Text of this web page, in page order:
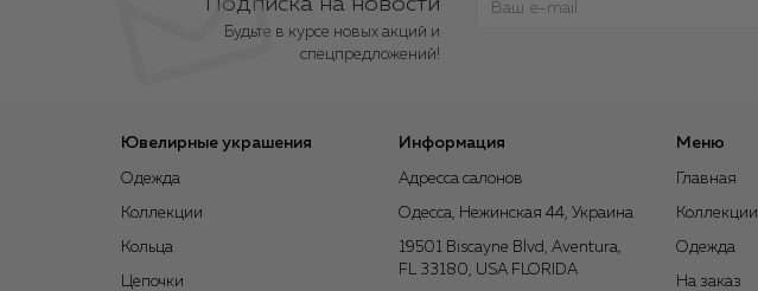
Будьте в курсе новых акций и
спецпредложений!
Ювелирные украшения
Одежда
Коллекции
Кольца
Цепочки
Информация
Адресса салонов
Одесса, Нежинская 44, Украина
19501 Biscayne Blvd, Aventura,
FL 33180, USA FLORIDA
Меню
Главная
Коллекции
Одежда
На заказ